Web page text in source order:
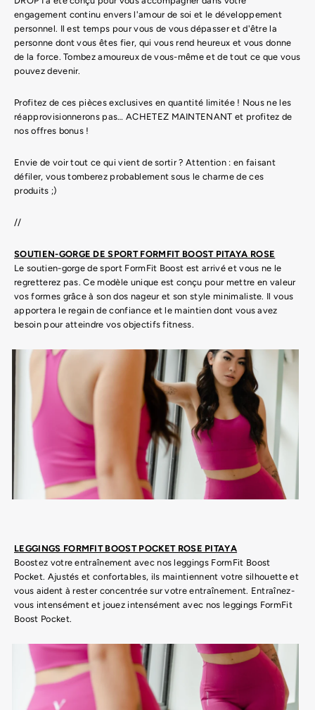
engagement continu envers l'amour de soi et le développement
personnel. Il est temps pour vous de vous dépasser et d'être la
personne dont vous êtes fier, qui vous rend heureux et vous donne
de la force. Tombez amoureux de vous-même et de tout ce que vous
pouvez devenir.
Profitez de ces pièces exclusives en quantité limitée ! Nous ne les
réapprovisionnerons pas… ACHETEZ MAINTENANT et profitez de
nos offres bonus !
Envie de voir tout ce qui vient de sortir ? Attention : en faisant
défiler, vous tomberez probablement sous le charme de ces
produits ;)
//
SOUTIEN-GORGE DE SPORT FORMFIT BOOST PITAYA ROSE
Le soutien-gorge de sport FormFit Boost est arrivé et vous ne le
regretterez pas. Ce modèle unique est conçu pour mettre en valeur
vos formes grâce à son dos nageur et son style minimaliste. Il vous
apportera le regain de confiance et le maintien dont vous avez
besoin pour atteindre vos objectifs fitness.
LEGGINGS FORMFIT BOOST POCKET ROSE PITAYA
Boostez votre entraînement avec nos leggings FormFit Boost
Pocket. Ajustés et confortables, ils maintiennent votre silhouette et
vous aident à rester concentrée sur votre entraînement. Entraînez-
vous intensément et jouez intensément avec nos leggings FormFit
Boost Pocket.